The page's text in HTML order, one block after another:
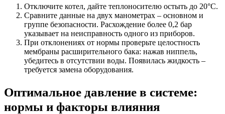
Отключите котел, дайте теплоносителю остыть до 20°C.
Сравните данные на двух манометрах – основном и
группе безопасности. Расхождение более 0,2 бар
указывает на неисправность одного из приборов.
При отклонениях от нормы проверьте целостность
мембраны расширительного бака: нажав ниппель,
убедитесь в отсутствии воды. Появилась жидкость –
требуется замена оборудования.
Оптимальное давление в системе:
нормы и факторы влияния